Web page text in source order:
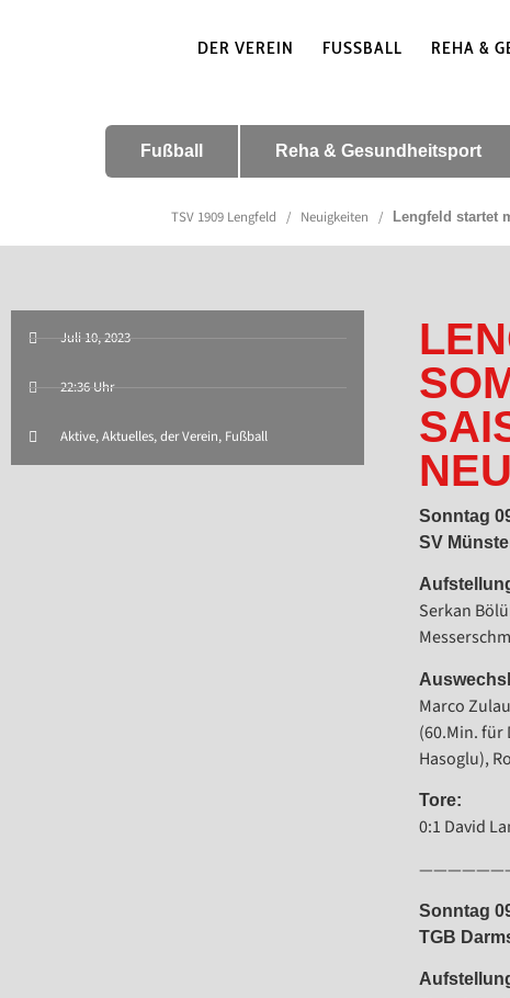
DER VEREIN FUSSBALL REHA &
Fußball Reha & Gesundheitsport
TSV 1909 Lengfeld / Neuigkeiten / Lengfeld startet
Juli 10, 2023
22:36 Uhr
Aktive,Aktuelles,der Verein, Fußball
Sonntag
SV
Serkan
Marco
(60.Min. für
Hasoglu),
Tore:
0:1 David
Sonntag
TGB